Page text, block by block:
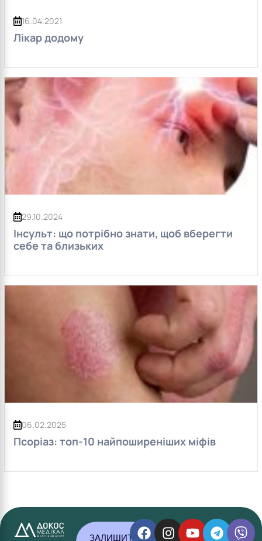
16.04.2021
Лікар додому
29.10.2024
Інсульт: що потрібно знати, щоб вберегти
себе та близьких
06.02.2025
Псоріаз: топ-10 найпоширеніших міфів
ЗАЛИШИТИ